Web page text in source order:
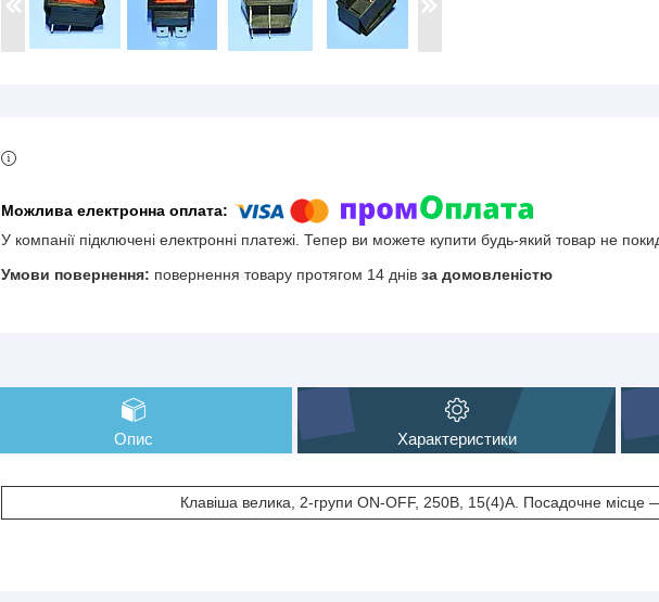
У компанії підключені електронні платежі. Тепер ви можете купити будь-який товар не
повернення товару протягом 14 днів за домовленістю
Опис Характеристики
Клавіша велика, 2-групи ON-OFF, 250В, 15(4)А. Посадочне місце